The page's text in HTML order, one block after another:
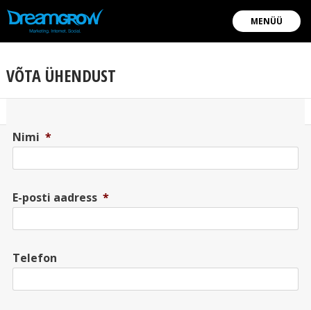
MENÜÜ
VÕTA ÜHENDUST
Nimi *
E-posti aadress *
Telefon